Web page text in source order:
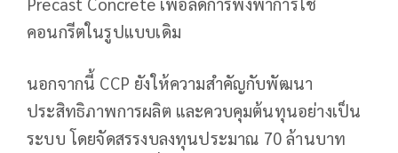
คอนกรีตในรูปแบบเดิม
นอกจากนี้ CCP ยังให้ความสำคัญกับพัฒนา
ประสิทธิภาพการผลิต และควบคุมต้นทุนอย่างเป็น
ระบบ โดยจัดสรรงบลงทุนประมาณ 70 ล้านบาท